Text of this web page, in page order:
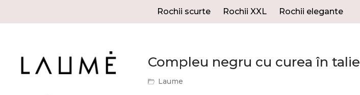
Rochii scurte Rochii XXL Rochii elegante
Compleu negru cu curea în talie
Laume